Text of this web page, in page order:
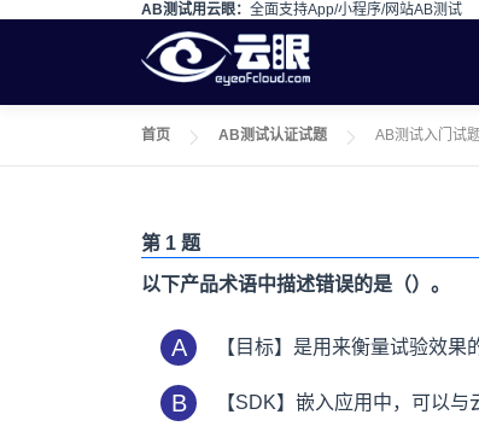
AB测试用云眼： 全面支持App/小程序/网站AB测试
首页 AB测试认证试题 AB测试入门试
第 1 题
以下产品术语中描述错误的是（）。
A 【目标】是用来衡量试验效果
B 【SDK】嵌入应用中，可以